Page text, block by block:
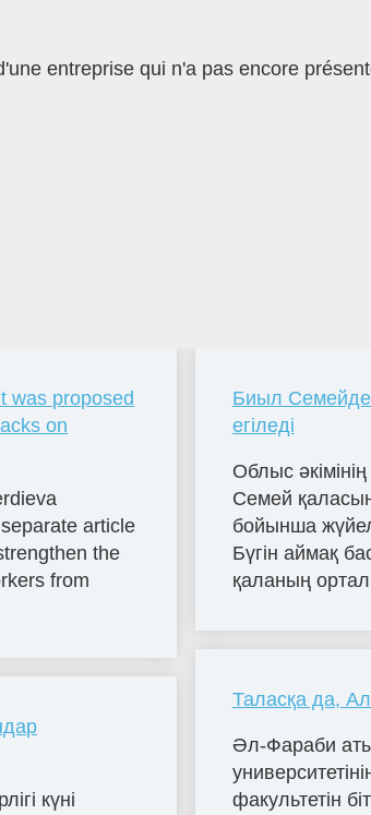
entreprise qui n'a pas encore
was proposed
on
article
the
from
күні
Биыл
егіледі
Облыс
Семей
бойынша
Бүгін аймақ
қаланың
Таласқа да,
Әл-Фараби
факультетін